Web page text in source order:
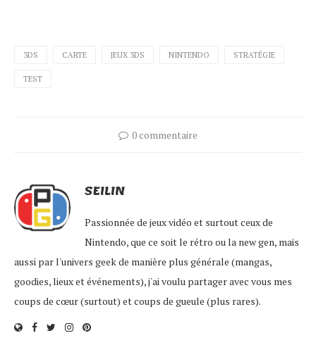
3DS CARTE JEUX 3DS NINTENDO STRATÉGIE
TEST
0 commentaire
SEILIN
Passionnée de jeux vidéo et surtout ceux de
Nintendo, que ce soit le rétro ou la new gen, mais
aussi par l'univers geek de manière plus générale (mangas,
goodies, lieux et événements), j'ai voulu partager avec vous mes
coups de cœur (surtout) et coups de gueule (plus rares).